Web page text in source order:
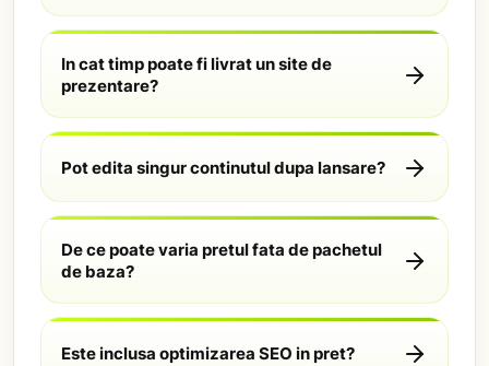
In cat timp poate fi livrat un site de
prezentare?
Pot edita singur continutul dupa lansare?
De ce poate varia pretul fata de pachetul
de baza?
Este inclusa optimizarea SEO in pret?